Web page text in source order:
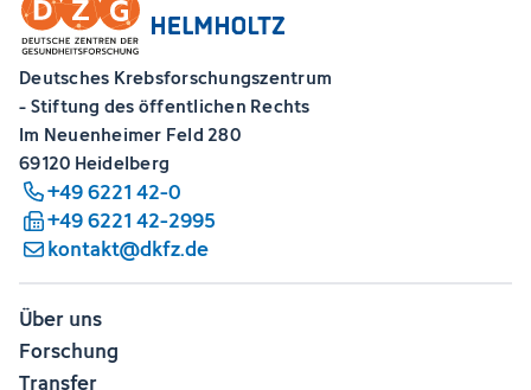
Deutsches Krebsforschungszentrum
- Stiftung des öffentlichen Rechts
Im Neuenheimer Feld 280
69120 Heidelberg
+49 6221 42-0
+49 6221 42-2995
kontakt@dkfz.de
Über uns
Forschung
Transfer